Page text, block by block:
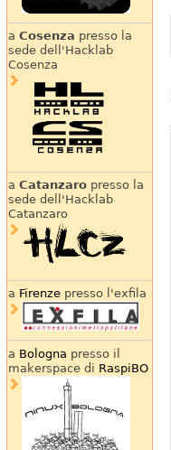
a Cosenza presso la
sede dell'Hacklab
Cosenza
a Catanzaropresso la
sede dell'Hacklab
Catanzaro
a Firenzepresso l'exfila
a Bologna presso il
makerspace di RaspiBO